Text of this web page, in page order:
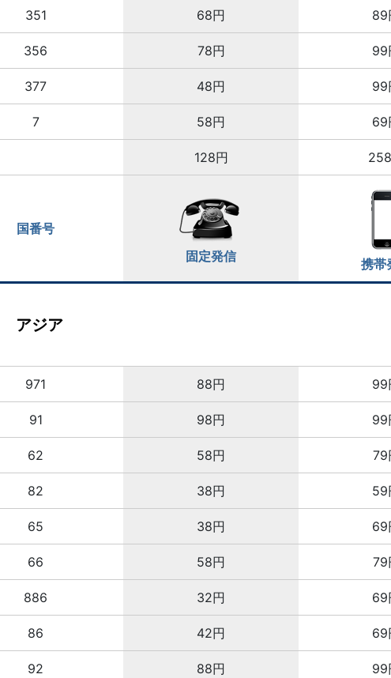
351 68円 89
356 78円 99
377 48円 99
7 58円 69
128円
国番号
固定発信
携帯
アジア
971 88円 99
91 98円 99
62 58円 79
82 38円 59
65 38円 69
66 58円 79
886 32円 69
86 42円 69
92 88円 99